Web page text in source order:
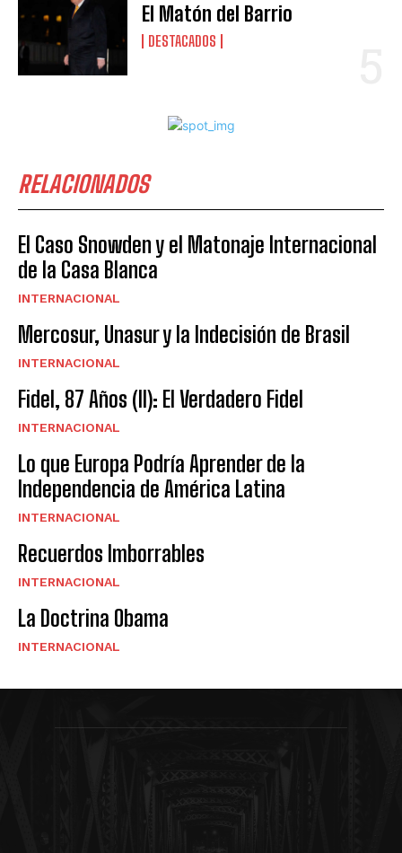
El Matón del Barrio
DESTACADOS
RELACIONADOS
El Caso Snowden y el Matonaje Internacional
de la Casa Blanca
INTERNACIONAL
Mercosur, Unasur y la Indecisión de Brasil
INTERNACIONAL
Fidel, 87 Años (II): El Verdadero Fidel
INTERNACIONAL
Lo que Europa Podría Aprender de la
Independencia de América Latina
INTERNACIONAL
Recuerdos Imborrables
INTERNACIONAL
La Doctrina Obama
INTERNACIONAL